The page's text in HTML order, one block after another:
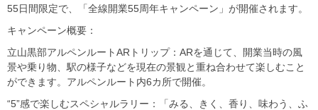
55日間限定で、「全線開業55周年キャンペーン」が開催されます。
キャンペーン概要：
立山黒部アルペンルートARトリップ：ARを通じて、開業当時の風
景や乗り物、駅の様子などを現在の景観と重ね合わせて楽しむこと
ができます。アルペンルート内6カ所で開催。
“5”感で楽しむスペシャルラリー：「みる、きく、香り、味わう、ふ